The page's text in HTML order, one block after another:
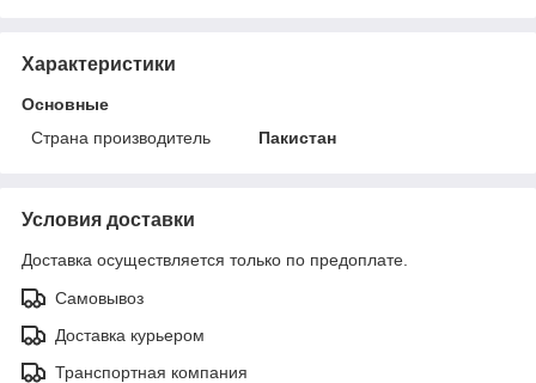
Характеристики
Основные
Страна производитель
Пакистан
Условия доставки
Доставка осуществляется только по предоплате.
Самовывоз
Доставка курьером
Транспортная компания